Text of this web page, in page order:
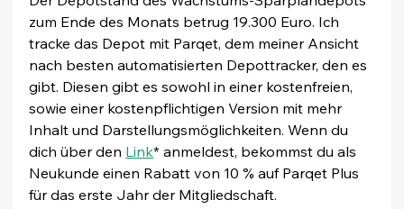
zum Ende des Monats betrug 19.300 Euro. Ich
tracke das Depot mit Parqet, dem meiner Ansicht
nach besten automatisierten Depottracker, den es
gibt. Diesen gibt es sowohl in einer kostenfreien,
sowie einer kostenpflichtigen Version mit mehr
Inhalt und Darstellungsmöglichkeiten. Wenn du
dich über den Link* anmeldest, bekommst du als
Neukunde einen Rabatt von 10 % auf Parqet Plus
für das erste Jahr der Mitgliedschaft.